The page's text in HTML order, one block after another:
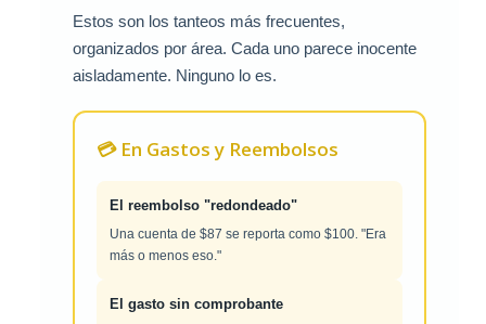
Estos son los tanteos más frecuentes,
organizados por área. Cada uno parece inocente
aisladamente. Ninguno lo es.
💳 En Gastos y Reembolsos
El reembolso "redondeado"
Una cuenta de $87 se reporta como $100. "Era
más o menos eso."
El gasto sin comprobante